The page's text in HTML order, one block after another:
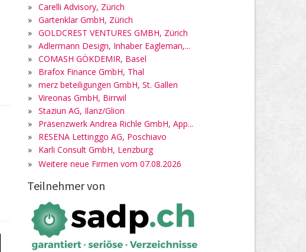
» Carelli Advisory, Zürich
» Gartenklar GmbH, Zürich
» GOLDCREST VENTURES GMBH, Zürich
» Adlermann Design, Inhaber Eagleman,...
» COMASH GÖKDEMIR, Basel
»
Brafox Finance GmbH, Thal
» merz beteiligungen GmbH, St. Gallen
» Vireonas GmbH, Birrwil
» Staziun AG, Ilanz/Glion
»
Präsenzwerk Andrea Richle GmbH, App...
»
RESENA Lettinggo AG, Poschiavo
»
Karli Consult GmbH, Lenzburg
» Weitere neue Firmen vom 07.08.2026
Teilnehmer von